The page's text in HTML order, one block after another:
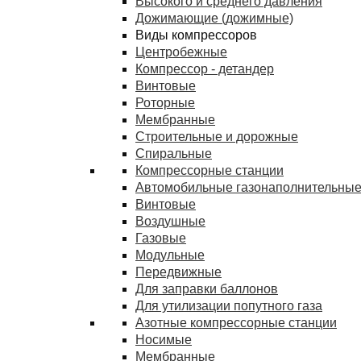
Дожимающие (дожимные)
Виды компрессоров
Центробежные
Компрессор - детандер
Винтовые
Роторные
Мембранные
Строительные и дорожные
Спиральные
Компрессорные станции
Автомобильные
Винтовые
Воздушные
Газовые
Модульные
Передвижные
Для заправки баллонов
Для утилизации попутного газа
Азотные компрессорные станции
Носимые
Мембранные